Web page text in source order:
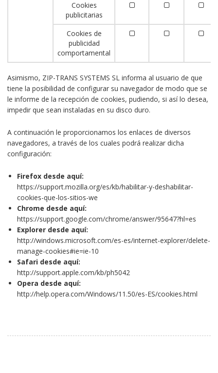
Cookies
publicitarias
Cookies de
publicidad
comportamental
Asimismo, ZIP-TRANS SYSTEMS SL informa al usuario de que
tiene la posibilidad de configurar su navegador de modo que se
le informe de la recepción de cookies, pudiendo, si así lo desea,
impedir que sean instaladas en su disco duro.
A continuación le proporcionamos los enlaces de diversos
navegadores, a través de los cuales podrá realizar dicha
configuración:
Firefox desde aquí:
https://support.mozilla.org/es/kb/habilitar-y-deshabilitar-
cookies-que-los-sitios-we
Chrome desde aquí:
https://support.google.com/chrome/answer/95647?hl=es
Explorer desde aquí:
http://windows.microsoft.com/es-es/internet-explorer/delete-
manage-cookies#ie=ie-10
Safari desde aquí:
http://support.apple.com/kb/ph5042
Opera desde aquí:
http://help.opera.com/Windows/11.50/es-ES/cookies.html